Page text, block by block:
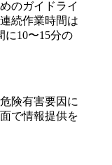
のガイドライ
続作業時間は
に10〜15分の
険有害要因に
で情報提供を